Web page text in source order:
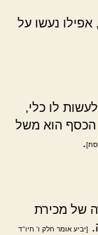
אפילו נעשו על
לו כלי,
הכסף הוא משל
.
של מכירת
[יביע אומר חלק ו' חיו"ד